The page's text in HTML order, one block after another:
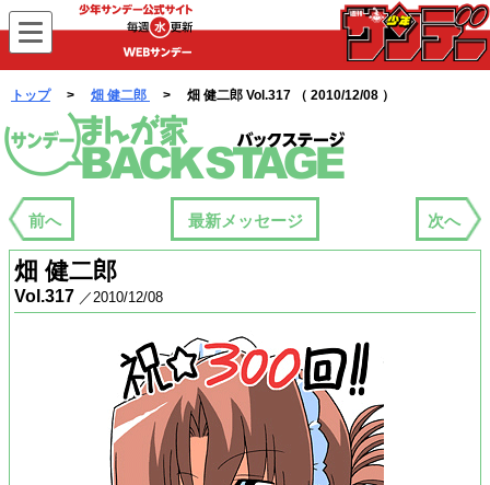
WEBサンデー
トップ> 畑 健二郎 > 畑 健二郎 Vol.317 （ 2010/12/08 ）
まんが家バックステージ
前へ 最新メッセージ 次へ
畑 健二郎
Vol.317 ／2010/12/08